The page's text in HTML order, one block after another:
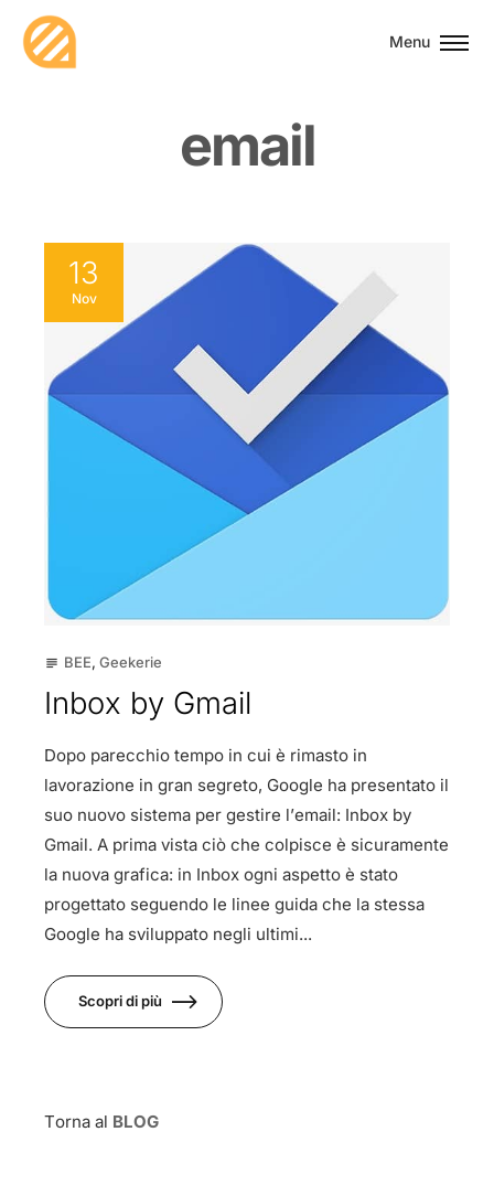
Menu
email
13
Nov
subject BEE, Geekerie
Inbox by Gmail
Dopo parecchio tempo in cui è rimasto in
lavorazione in gran segreto, Google ha presentato il
suo nuovo sistema per gestire l’email: Inbox by
Gmail. A prima vista ciò che colpisce è sicuramente
la nuova grafica: in Inbox ogni aspetto è stato
progettato seguendo le linee guida che la stessa
Google ha sviluppato negli ultimi...
Scopri di più
Torna al BLOG